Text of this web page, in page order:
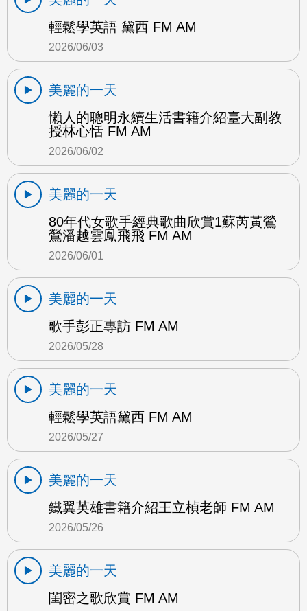
輕鬆學英語 黛西 FM AM
2026/06/03
美麗的一天
懶人的聰明永續生活書籍介紹臺大副教
授林心恬 FM AM
2026/06/02
美麗的一天
80年代女歌手經典歌曲欣賞1蘇芮黃鶯
鶯潘越雲鳳飛飛 FM AM
2026/06/01
美麗的一天
歌手彭正專訪 FM AM
2026/05/28
美麗的一天
輕鬆學英語黛西 FM AM
2026/05/27
美麗的一天
鐵翼英雄書籍介紹王立楨老師 FM AM
2026/05/26
美麗的一天
閨密之歌欣賞 FM AM